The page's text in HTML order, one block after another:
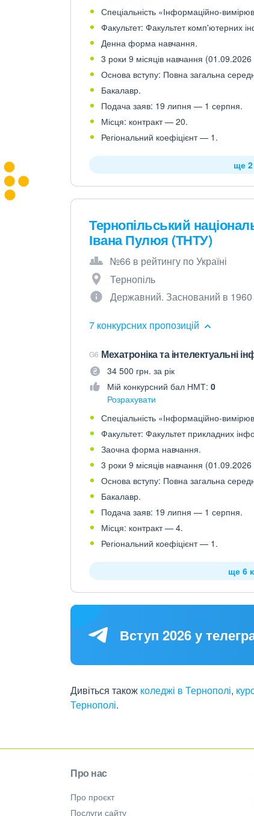
Спеціальність «Інформаційно-
Факультет: Факультет комп'ютерних
Денна форма навчання.
3 роки 9 місяців навчання
Основа вступу: Повна загальна
Бакалавр.
Подача заяв: 19 липня — 1 серпня.
Місця: контракт — 20.
Регіональний коефіцієнт — 1.
ще 2
Тернопільський
Івана Пулюя (ТНТУ)
№66 в рейтингу по Україні
Тернопіль
Державний. Заснований в 1960
7 конкурсних пропозицій
G6 Мехатроніка та інтелектуальні
34 500 грн. за рік
Мій конкурсний бал НМТ: 0
Розрахувати
Спеціальність «Інформаційно-
Факультет: Факультет прикладних
Заочна форма навчання.
3 роки 9 місяців навчання
Основа вступу: Повна загальна
Бакалавр.
Подача заяв: 19 липня — 1 серпня.
Місця: контракт — 4.
Регіональний коефіцієнт — 1.
ще 6
Вступ 2026 у
Дивіться також коледжі в Тернополі,
Тернополі.
Про нас
Про проєкт
Послуги сайту